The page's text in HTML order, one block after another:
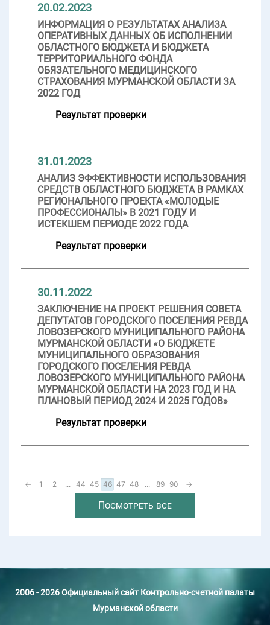
20.02.2023
ИНФОРМАЦИЯ О РЕЗУЛЬТАТАХ АНАЛИЗА
ОПЕРАТИВНЫХ ДАННЫХ ОБ ИСПОЛНЕНИИ
ОБЛАСТНОГО БЮДЖЕТА И БЮДЖЕТА
ТЕРРИТОРИАЛЬНОГО ФОНДА
ОБЯЗАТЕЛЬНОГО МЕДИЦИНСКОГО
СТРАХОВАНИЯ МУРМАНСКОЙ ОБЛАСТИ ЗА
2022 ГОД
Результат проверки
31.01.2023
АНАЛИЗ ЭФФЕКТИВНОСТИ ИСПОЛЬЗОВАНИЯ
СРЕДСТВ ОБЛАСТНОГО БЮДЖЕТА В РАМКАХ
РЕГИОНАЛЬНОГО ПРОЕКТА «МОЛОДЫЕ
ПРОФЕССИОНАЛЫ» В 2021 ГОДУ И
ИСТЕКШЕМ ПЕРИОДЕ 2022 ГОДА
Результат проверки
30.11.2022
ЗАКЛЮЧЕНИЕ НА ПРОЕКТ РЕШЕНИЯ СОВЕТА
ДЕПУТАТОВ ГОРОДСКОГО ПОСЕЛЕНИЯ РЕВДА
ЛОВОЗЕРСКОГО МУНИЦИПАЛЬНОГО РАЙОНА
МУРМАНСКОЙ ОБЛАСТИ «О БЮДЖЕТЕ
МУНИЦИПАЛЬНОГО ОБРАЗОВАНИЯ
ГОРОДСКОГО ПОСЕЛЕНИЯ РЕВДА
ЛОВОЗЕРСКОГО МУНИЦИПАЛЬНОГО РАЙОНА
МУРМАНСКОЙ ОБЛАСТИ НА 2023 ГОД И НА
ПЛАНОВЫЙ ПЕРИОД 2024 И 2025 ГОДОВ»
Результат проверки
← 1 2 ... 44 45 46 47 48 ... 89 90 →
Посмотреть все
2006 - 2026 Официальный сайт Контрольно-счетной палаты
Мурманской области